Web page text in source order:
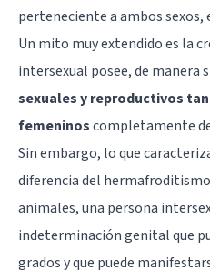
perteneciente a ambos
Un mito muy extendido es la
intersexual posee, de manera
sexuales y reproductivos
femeninoscompletamente
Sin embargo, lo que
diferencia del
animales, una persona
indeterminación genital que
grados y que puede